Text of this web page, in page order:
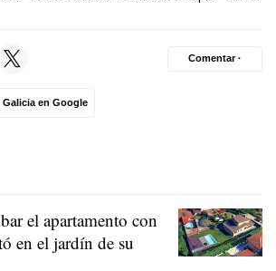
Galicia en Google
Comentar ·
el apartamento con
en el jardín de su